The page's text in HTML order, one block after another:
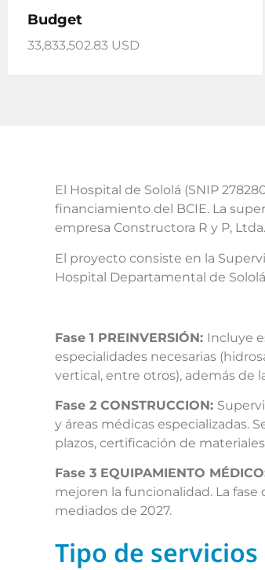
Budget
33,833,502.83 USD
El Hospital de Sololá (SNIP
financiamiento del BCIE. La
empresa Constructora R y P, Ltda.
El proyecto consiste en la
Hospital Departamental de
Fase 1 PREINVERSIÓN: Incluye
especialidades necesarias
vertical, entre otros), además de
Fase 2 CONSTRUCCION:
y áreas médicas especializadas.
plazos, certificación de
Fase 3 EQUIPAMIENTO
mejoren la funcionalidad. La
mediados de 2027.
Tipo de